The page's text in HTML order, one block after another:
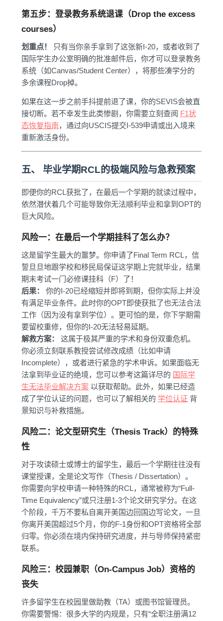
第五步：登录教务系统退课（Drop the excess
courses）
划重点！
只有当你亲手拿到了这张新I-20，或者收到了
国际学生办公室明确的批准邮件后，你才可以登录教务
系统（如Canvas/Student Center），将那些凑学分的
多余课程Drop掉。
如果在这一步之前手抖提前退了课，你的SEVIS会被直
接切断。若不幸发生此类惨剧，你需要立刻查阅 F1状
态恢复指南，通过向USCIS提交I-539申请或出入境来
重新激活身份。
五、 毕业学期RCL的极端风险与急救预案
即便你的RCL获批了，在最后一个学期的就读过程中，
依然潜伏着几个可能导致你无法顺利毕业和拿到OPT的
巨大风险。
风险一：在最后一个学期挂科了怎么办？
这是留学生最大的噩梦。你申请了Final Term RCL，信
誓旦旦地跟学校和移民局保证这学期上完就毕业，结果
期末考试一门必修课挂科（F）了！
后果：
你的I-20已经缩短并即将到期，但你实际上并没
有满足毕业条件。此时你的OPT即使获批了也无法合法
工作（因为没有拿到学位）。更可怕的是，你下学期需
要留校重修，但你的I-20无法轻易延期。
解救方案：
这属于极其严重的学术和身份双重危机。
你必须立刻联系教授尝试修改成绩（比如申请
Incomplete），或者进行紧急的学术申诉。如果面临无
法拿到毕业证的绝境，您可以参考这篇详尽的 国际学
生无法毕业解决方案以获取帮助。此外，如果已经造
成了学位认证的问题，也可以了解相关的 学位认证背
景知识与补救措施。
风险二：论文型研究生（Thesis Track）的特殊
性
对于攻读硕士或博士的留学生，最后一个学期往往没有
课堂授课，全是论文写作（Thesis / Dissertation）。
你需要向学校申请一种特殊的RCL，通常被称为“Full-
Time Equivalency”或只注册1-3个论文研究学分。在这
个阶段，千万不要私自离开美国边回国边写论文，一旦
你离开美国超过5个月，你的F-1身份和OPT资格将全部
归零。你必须在境内保持研究进度，并与导师保持紧密
联系。
风险三：校园兼职（On-Campus Job）资格的
丧失
许多留学生在校园里做助教（TA）或图书馆管理员。
你需要警惕：很多大学的内规是，只有“全职注册满12